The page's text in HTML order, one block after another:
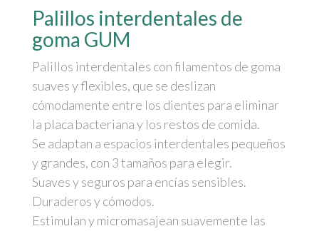
Palillos interdentales de
goma GUM
Palillos interdentales con filamentos de goma
suaves y flexibles, que se deslizan
cómodamente entre los dientes para eliminar
la placa bacteriana y los restos de comida.
Se adaptan a espacios interdentales pequeños
y grandes, con 3 tamaños para elegir.
Suaves y seguros para encías sensibles.
Duraderos y cómodos.
Estimulan y micromasajean suavemente las